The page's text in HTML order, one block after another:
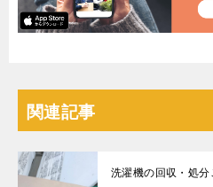
関連記事
洗濯機の回収・処